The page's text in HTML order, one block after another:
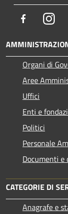
Facebook
Organi di
Aree
Uffici
Enti e
Politici
Personale
Documenti e
CATEGORIE DI
Anagrafe e